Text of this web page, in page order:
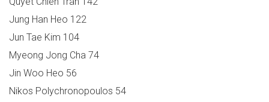
Jung Han Heo 122
Jun Tae Kim 104
Myeong Jong Cha 74
Jin Woo Heo 56
Nikos Polychronopoulos 54